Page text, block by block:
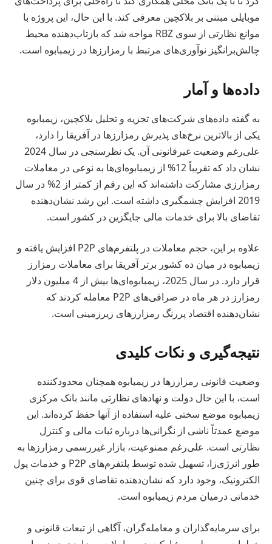
موبایلی مبتنی بر بلاکچین معرفی کند. با این حال، این پروژه با
موانع نظارتی از سوی RBZ مواجه شد که بازتاب‌دهنده محیط
چالش‌برانگیز نوآوری‌های مرتبط با رمزارزها در زیمبابوه است.
داده‌ها و آمار
به گفته داده‌های شرکت‌های تجزیه و تحلیل بلاکچین، زیمبابوه
یکی از بالاترین نرخ‌های پذیرش رمزارزها در آفریقا را دارد،
علی‌رغم وضعیت غیرقانونی آن. یک نظرسنجی در سال 2024
نشان داد که تقریباً 12% از زیمبابوه‌ای‌ها به نوعی در معاملات
رمزارزی مشارکت داشته‌اند که این رقم از کمتر از 2% در سال
2019 افزایش چشمگیری داشته است. این رشد نشان‌دهنده
تقاضای بالا برای خدمات مالی جایگزین در کشور است.
علاوه بر این، حجم معاملات در پلتفرم‌های P2P افزایش یافته و
زیمبابوه در میان ده کشور برتر آفریقا برای معاملات رمزارز
قرار دارد. در سال 2025، زیمبابوه‌ای‌ها بیش از 4 میلیون دلار
رمزارز در هر ماه در صرافی‌های P2P معامله کردند که
نشان‌دهنده اقتصاد پررنگ رمزارزهای زیرزمینی است.
نتیجه‌گیری و نکات کلیدی
وضعیت قانونی رمزارزها در زیمبابوه همچنان محدودکننده
است، با این حال دولت و نهادهای نظارتی مانند بانک مرکزی
زیمبابوه موضع سختی علیه استفاده از آنها حفظ کرده‌اند. این
موضع عمدتاً ناشی از نگرانی‌ها درباره ثبات مالی و کنترل
نظارتی است. علی‌رغم ممنوعیت، بازار غیررسمی رمزارزها به
طور انرژی‌زا، تسهیل شده توسط پلتفرم‌های P2P و خدمات پول
الکترونیک، وجود دارد که نشان‌دهنده تقاضای قوی برای چنین
خدماتی درمیان مردم زیمبابوه است.
برای سرمایه‌گذاران و معامله‌گران، آگاهی از تبعات قانونی و